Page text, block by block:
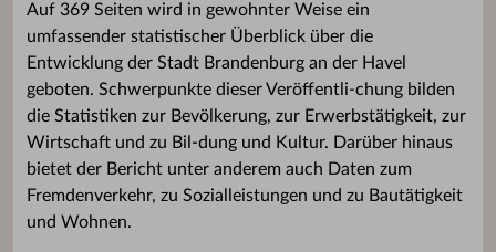
Auf 369 Seiten wird in gewohnter Weise ein
umfassender statistischer Überblick über die
Entwicklung der Stadt Brandenburg an der Havel
geboten. Schwerpunkte dieser Veröffentli-chung bilden
die Statistiken zur Bevölkerung, zur Erwerbstätigkeit, zur
Wirtschaft und zu Bil-dung und Kultur. Darüber hinaus
bietet der Bericht unter anderem auch Daten zum
Fremdenverkehr, zu Sozialleistungen und zu Bautätigkeit
und Wohnen.